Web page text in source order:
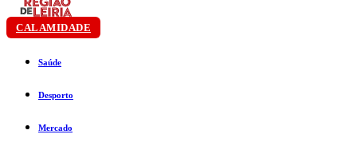
CALAMIDADE
Saúde
Desporto
Mercado